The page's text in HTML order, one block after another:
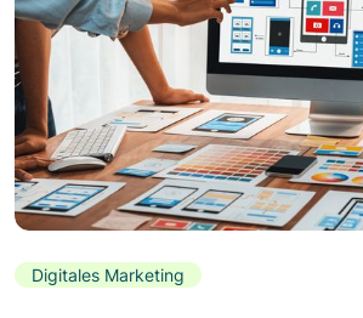
Digitales Marketing